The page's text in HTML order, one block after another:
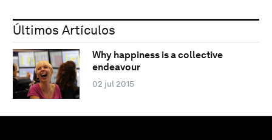
Últimos Artículos
Why happiness is a collective
endeavour
02 jul 2015